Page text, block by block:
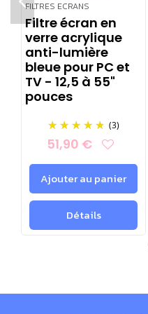
Écrans d'ordinateurs
Téléviseurs à écran plat
Écrans de smartphones
Éclairage artificiel
Chaque modèle de
de verres au choix :
Modèle "LiNDAU PRO
offrant une
bleue. Idéal pour
émis par l'éclairage
couleurs.
FILTRES ECRANS
Filtre écran en
verre acrylique
anti-lumière
bleue pour PC et
TV - 12,5 à 55"
pouces
(3)
51,90 €
Ajouter au panier
Détails